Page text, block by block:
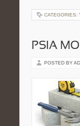
CATEGORIES:
PSIA
POSTED BY